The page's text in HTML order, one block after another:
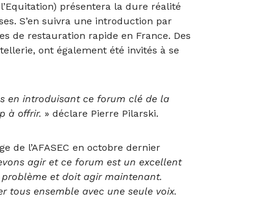
présentera la dure réalité
S’en suivra une introduction par
de restauration rapide en France. Des
ont également été invités à se
en introduisant ce forum clé de la
à offrir. » déclare Pierre Pilarski.
de l’AFASEC en octobre dernier
agir et ce forum est un excellent
problème et doit agir maintenant.
tous ensemble avec une seule voix.